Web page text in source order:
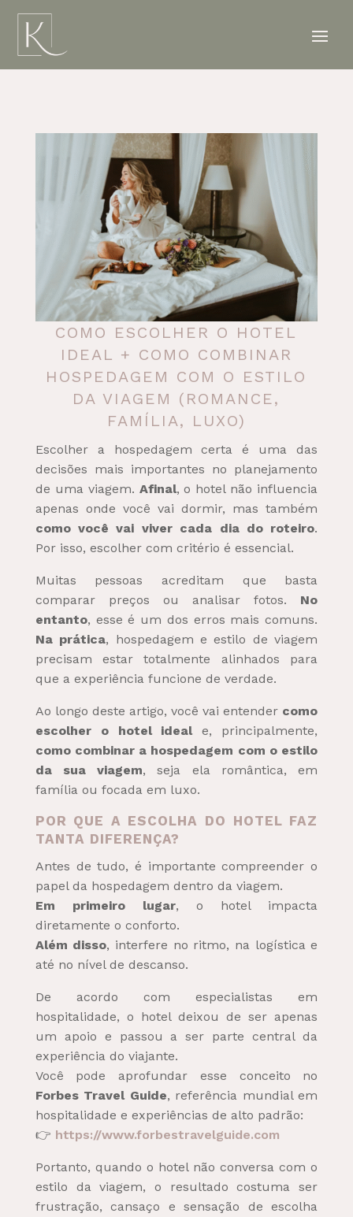
COMO ESCOLHER O HOTEL
IDEAL + COMO COMBINAR
HOSPEDAGEM COM O ESTILO
DA VIAGEM (ROMANCE,
FAMÍLIA, LUXO)
Escolher a hospedagem certa é uma das
decisões mais importantes no planejamento
de uma viagem. Afinal, o hotel não influencia
apenas onde você vai dormir, mas também
como você vai viver cada dia do roteiro.
Por isso, escolher com critério é essencial.
Muitas pessoas acreditam que basta
comparar preços ou analisar fotos. No
entanto, esse é um dos erros mais comuns.
Na prática, hospedagem e estilo de viagem
precisam estar totalmente alinhados para
que a experiência funcione de verdade.
Ao longo deste artigo, você vai entender como
escolher o hotel ideale, principalmente,
como combinar a hospedagem com o estilo
da sua viagem, seja ela romântica, em
família ou focada em luxo.
POR QUE A ESCOLHA DO HOTEL FAZ
TANTA DIFERENÇA?
Antes de tudo, é importante compreender o
papel da hospedagem dentro da viagem.
Em primeiro lugar, o hotel impacta
diretamente o conforto.
Além disso, interfere no ritmo, na logística e
até no nível de descanso.
De acordo com especialistas em
hospitalidade, o hotel deixou de ser apenas
um apoio e passou a ser parte central da
experiência do viajante.
Você pode aprofundar esse conceito no
Forbes Travel Guide, referência mundial em
hospitalidade e experiências de alto padrão:
👉 https://www.forbestravelguide.com
Portanto, quando o hotel não conversa com o
estilo da viagem, o resultado costuma ser
frustração, cansaço e sensação de escolha